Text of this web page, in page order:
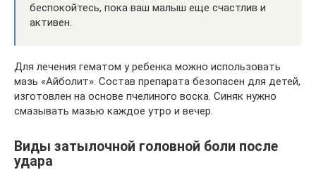
беспокойтесь, пока ваш малыш еще счастлив и
активен.
Для лечения гематом у ребенка можно использовать
мазь «Айболит». Состав препарата безопасен для детей,
изготовлен на основе пчелиного воска. Синяк нужно
смазывать мазью каждое утро и вечер.
Виды затылочной головной боли после
удара